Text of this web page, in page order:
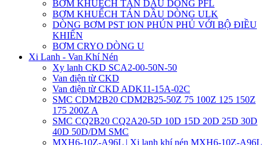
BƠM KHUẾCH TÁN DẦU DÒNG PFL
BƠM KHUẾCH TÁN DẦU DÒNG ULK
DÒNG BƠM PST ION PHÚN PHỦ VỚI BỘ ĐIỀU
KHIỂN
BƠM CRYO DÒNG U
Xi Lanh - Van Khí Nén
Xy lanh CKD SCA2-00-50N-50
Van điện từ CKD
Van điện từ CKD ADK11-15A-02C
SMC CDM2B20 CDM2B25-50Z 75 100Z 125 150Z
175 200Z A
SMC CQ2B20 CQ2A20-5D 10D 15D 20D 25D 30D
40D 50D/DM SMC
MXH6-10Z-A96L | Xi lanh khí nén MXH6-10Z-A96L